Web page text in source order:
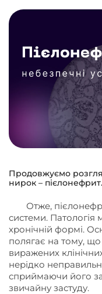
Продовжуємо
нирок – пієлонефрит.
Отже,
системи. Патологія
хронічній формі.
полягає на тому,
виражених
нерідко
сприймаючи його за
звичайну застуду.